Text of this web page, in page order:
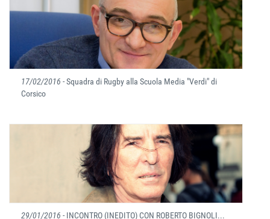
17/02/2016 - Squadra di Rugby alla Scuola Media "Verdi" di
Corsico
29/01/2016 - INCONTRO (INEDITO) CON ROBERTO BIGNOLI...